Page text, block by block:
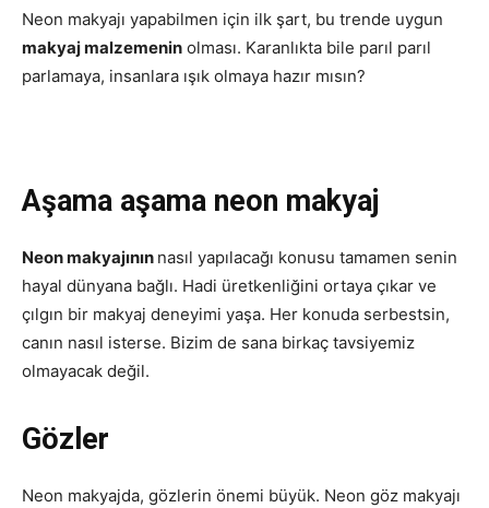
Neon makyajı yapabilmen için ilk şart, bu trende uygun
makyaj malzemenin olması. Karanlıkta bile parıl parıl
parlamaya, insanlara ışık olmaya hazır mısın?
Aşama aşama neon makyaj
Neon makyajının nasıl yapılacağı konusu tamamen senin
hayal dünyana bağlı. Hadi üretkenliğini ortaya çıkar ve
çılgın bir makyaj deneyimi yaşa. Her konuda serbestsin,
canın nasıl isterse. Bizim de sana birkaç tavsiyemiz
olmayacak değil.
Gözler
Neon makyajda, gözlerin önemi büyük. Neon göz makyajı